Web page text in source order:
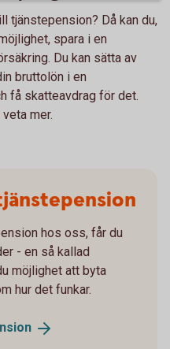
tjänstepension? Då kan du,
spara i en
Du kan sätta av
bruttolön i en
få skatteavdrag för det.
mer.
hos oss, får du
- en så kallad
möjlighet att byta
hur det funkar.